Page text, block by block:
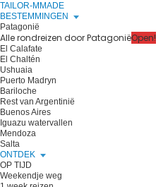
TAILOR-MMADE
BESTEMMINGEN
Patagonië
Alle rondreizen door PatagoniëOpen!
El Calafate
El Chaltén
Ushuaia
Puerto Madryn
Bariloche
Rest van Argentinië
Buenos Aires
Iguazu watervallen
Mendoza
Salta
ONTDEK
OP TIJD
Weekendje weg